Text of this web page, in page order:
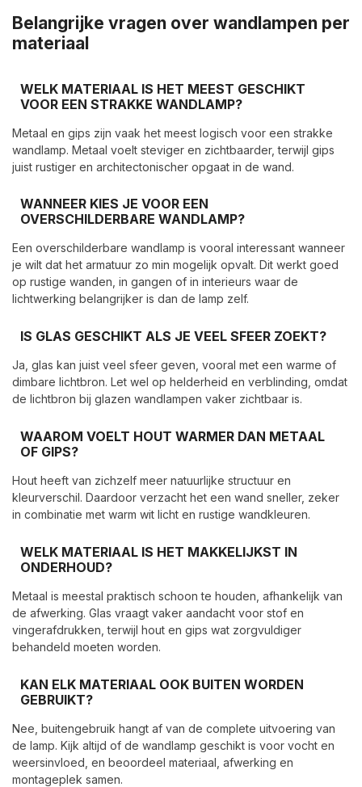
Belangrijke vragen over wandlampen per
materiaal
WELK MATERIAAL IS HET MEEST GESCHIKT
VOOR EEN STRAKKE WANDLAMP?
Metaal en gips zijn vaak het meest logisch voor een strakke
wandlamp. Metaal voelt steviger en zichtbaarder, terwijl gips
juist rustiger en architectonischer opgaat in de wand.
WANNEER KIES JE VOOR EEN
OVERSCHILDERBARE WANDLAMP?
Een overschilderbare wandlamp is vooral interessant wanneer
je wilt dat het armatuur zo min mogelijk opvalt. Dit werkt goed
op rustige wanden, in gangen of in interieurs waar de
lichtwerking belangrijker is dan de lamp zelf.
IS GLAS GESCHIKT ALS JE VEEL SFEER ZOEKT?
Ja, glas kan juist veel sfeer geven, vooral met een warme of
dimbare lichtbron. Let wel op helderheid en verblinding, omdat
de lichtbron bij glazen wandlampen vaker zichtbaar is.
WAAROM VOELT HOUT WARMER DAN METAAL
OF GIPS?
Hout heeft van zichzelf meer natuurlijke structuur en
kleurverschil. Daardoor verzacht het een wand sneller, zeker
in combinatie met warm wit licht en rustige wandkleuren.
WELK MATERIAAL IS HET MAKKELIJKST IN
ONDERHOUD?
Metaal is meestal praktisch schoon te houden, afhankelijk van
de afwerking. Glas vraagt vaker aandacht voor stof en
vingerafdrukken, terwijl hout en gips wat zorgvuldiger
behandeld moeten worden.
KAN ELK MATERIAAL OOK BUITEN WORDEN
GEBRUIKT?
Nee, buitengebruik hangt af van de complete uitvoering van
de lamp. Kijk altijd of de wandlamp geschikt is voor vocht en
weersinvloed, en beoordeel materiaal, afwerking en
montageplek samen.